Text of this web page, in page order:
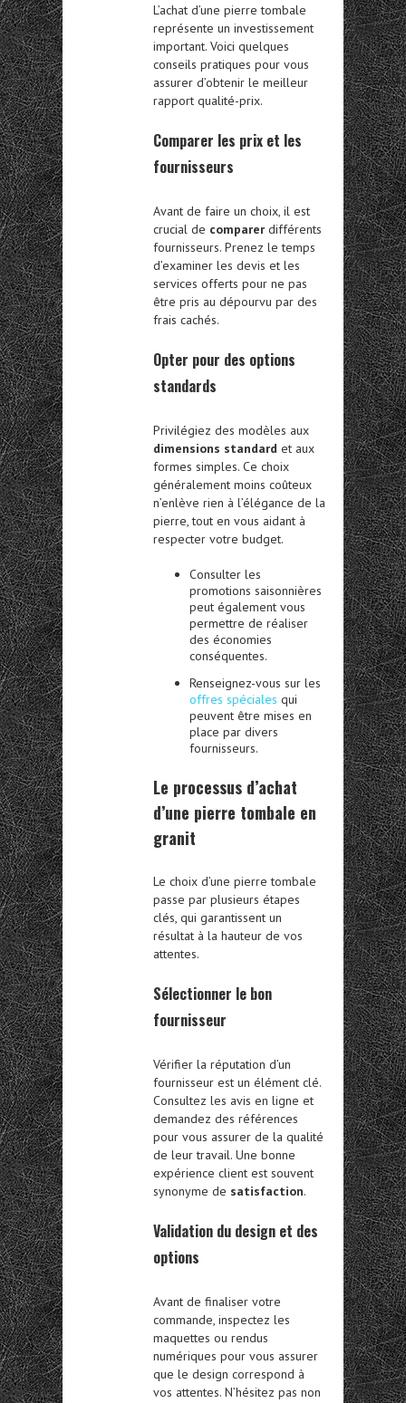
L’achat d’une pierre tombale
représente un investissement
important. Voici quelques
conseils pratiques pour vous
assurer d’obtenir le meilleur
rapport qualité-prix.
Comparer les prix et les
fournisseurs
Avant de faire un choix, il est
crucial de comparer différents
fournisseurs. Prenez le temps
d’examiner les devis et les
services offerts pour ne pas
être pris au dépourvu par des
frais cachés.
Opter pour des options
standards
Privilégiez des modèles aux
dimensions standard et aux
formes simples. Ce choix
généralement moins coûteux
n’enlève rien à l’élégance de la
pierre, tout en vous aidant à
respecter votre budget.
Consulter les
promotions saisonnières
peut également vous
permettre de réaliser
des économies
conséquentes.
Renseignez-vous sur les
offres spéciales qui
peuvent être mises en
place par divers
fournisseurs.
Le processus d’achat
d’une pierre tombale en
granit
Le choix d’une pierre tombale
passe par plusieurs étapes
clés, qui garantissent un
résultat à la hauteur de vos
attentes.
Sélectionner le bon
fournisseur
Vérifier la réputation d’un
fournisseur est un élément clé.
Consultez les avis en ligne et
demandez des références
pour vous assurer de la qualité
de leur travail. Une bonne
expérience client est souvent
synonyme de satisfaction.
Validation du design et des
options
Avant de finaliser votre
commande, inspectez les
maquettes ou rendus
numériques pour vous assurer
que le design correspond à
vos attentes. N’hésitez pas non